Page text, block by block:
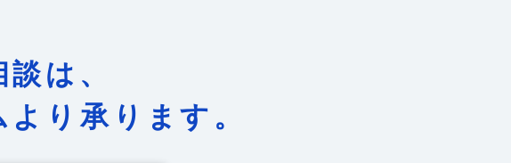
は、
より承ります。